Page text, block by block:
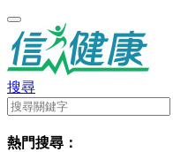
搜尋
熱門搜尋：